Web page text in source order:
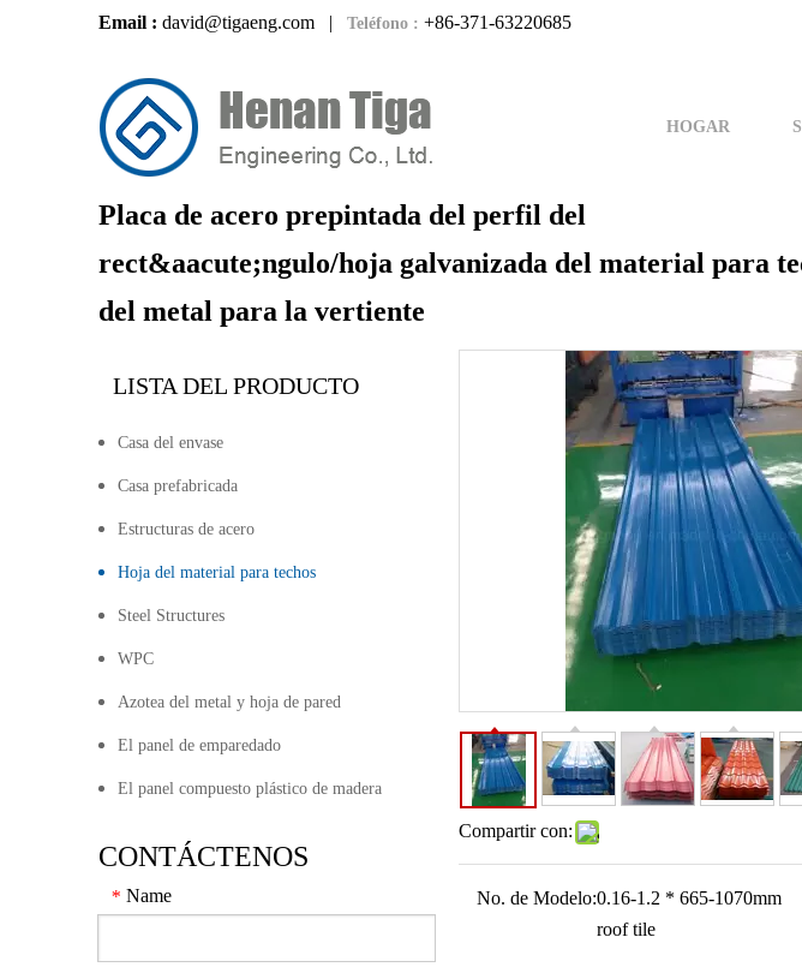
Email : david@tigaeng.com | Teléfono : +86-371-63220685
HOGAR
Placa de acero prepintada del perfil del
rect&aacute;ngulo/hoja galvanizada del material para
del metal para la vertiente
LISTA DEL PRODUCTO
Casa del envase
Casa prefabricada
Estructuras de acero
Hoja del material para techos
Steel Structures
WPC
Azotea del metal y hoja de pared
El panel de emparedado
El panel compuesto plástico de madera
CONTÁCTENOS
* Name
Compartir con:
No. de Modelo:0.16-1.2 * 665-1070mm
roof tile